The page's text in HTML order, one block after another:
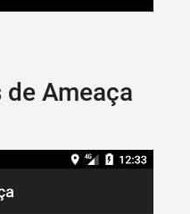
Ameaça